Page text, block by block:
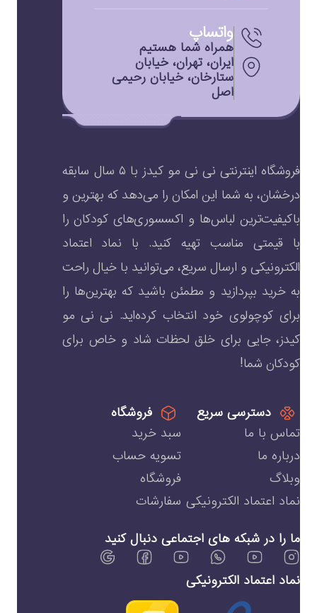
ایران، تهران، خیابان
ستارخان، خیابان رحیمی
اصل
واتساپ
همراه شما هستیم
فروشگاه اینترنتی نی نی مو کیدز با ۵ سال سابقه
درخشان، به شما این امکان را می‌دهد که بهترین و
باکیفیت‌ترین لباس‌ها و اکسسوری‌های کودکان را
با قیمتی مناسب تهیه کنید. با نماد اعتماد
الکترونیکی و ارسال سریع، می‌توانید با خیال راحت
به خرید بپردازید و مطمئن باشید که بهترین‌ها را
برای کوچولوی خود انتخاب کرده‌اید. نی نی مو
کیدز، جایی برای خلق لحظات شاد و خاص برای
کودکان شما!
دسترسی سریع
تماس با ما
درباره ما
وبلاگ
نماد اعتماد الکترونیکی
فروشگاه
سبد خرید
تسویه حساب
فروشگاه
سفارشات
ما را در شبکه های اجتماعی دنبال کنید
نماد اعتماد الکترونیکی